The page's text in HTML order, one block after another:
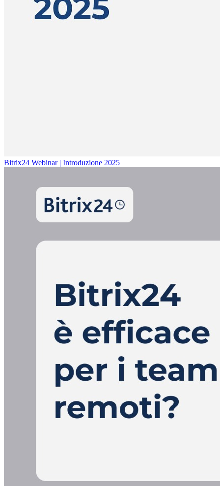
Bitrix24 Webinar | Introduzione 2025